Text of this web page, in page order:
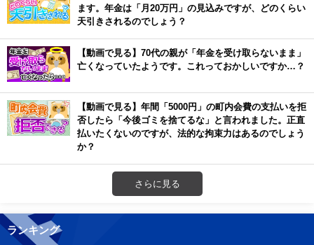
ます。年金は「月20万円」の見込みですが、どのくらい
天引きされるのでしょう？
【動画で見る】70代の親が「年金を受け取らないまま」
亡くなっていたようです。これっておかしいですか…？
【動画で見る】年間「5000円」の町内会費の支払いを拒
否したら「今後ゴミを捨てるな」と言われました。正直
払いたくないのですが、法的な拘束力はあるのでしょう
か？
さらに見る
ランキング